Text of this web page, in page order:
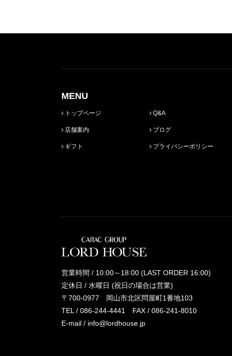
MENU
トップページ
店舗案内
ギフト
Q&A
ブログ
プライバシーポリシー
営業時間 / 10:00～18:00 (LAST ORDER 16:00)
定休日 / 水曜日 (祝日の場合は営業)
〒700-0977 岡山市北区問屋町1番地103
TEL / 086-244-4441
FAX / 086-241-8010
E-mail / info@lordhouse.jp